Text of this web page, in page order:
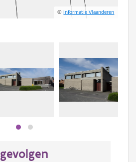
©Informatie Vlaanderen